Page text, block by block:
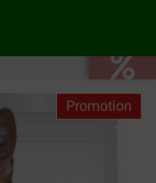
Promotion